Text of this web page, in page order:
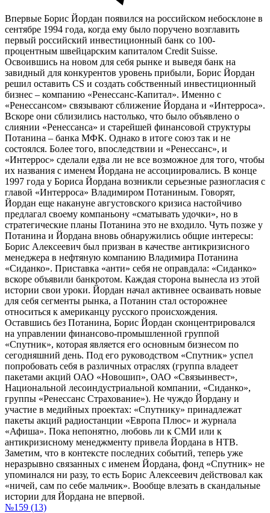
Впервые Борис Йордан появился на российском небосклоне в
сентябре 1994 года, когда ему было поручено возглавить
первый российский инвестиционный банк со 100-
процентным швейцарским капиталом Credit Suisse.
Освоившись на новом для себя рынке и выведя банк на
завидный для конкурентов уровень прибыли, Борис Йордан
решил оставить CS и создать собственный инвестиционный
бизнес – компанию «Ренессанс-Капитал». Именно с
«Ренессансом» связывают сближение Йордана и «Интерроса».
Вскоре они сблизились настолько, что было объявлено о
слиянии «Ренессанса» и старейшей финансовой структуры
Потанина – банка МФК. Однако в итоге союз так и не
состоялся. Более того, впоследствии и «Ренессанс», и
«Интеррос» сделали едва ли не все возможное для того, чтобы
их названия с именем Йордана не ассоциировались. В конце
1997 года у Бориса Йордана возникли серьезные разногласия с
главой «Интерроса» Владимиром Потаниным. Говорят,
Йордан еще накануне августовского кризиса настойчиво
предлагал своему компаньону «сматывать удочки», но в
стратегические планы Потанина это не входило. Чуть позже у
Потанина и Йордана вновь обнаружились общие интересы:
Борис Алексеевич был призван в качестве антикризисного
менеджера в нефтяную компанию Владимира Потанина
«Сиданко». Приставка «анти» себя не оправдала: «Сиданко»
вскоре объявили банкротом. Каждая сторона вынесла из этой
истории свои уроки. Йордан начал активнее осваивать новые
для себя сегменты рынка, а Потанин стал осторожнее
относиться к американцу русского происхождения.
Оставшись без Потанина, Борис Йордан сконцентрировался
на управлении финансово-промышленной группой
«Спутник», которая является его основным бизнесом по
сегодняшний день. Под его руководством «Спутник» успел
попробовать себя в различных отраслях (группа владеет
пакетами акций ОАО «Новошип», ОАО «Связьинвест»,
Национальной лесоиндустриальной компании, «Сиданко»,
группы «Ренессанс Страхование»). Не чуждо Йордану и
участие в медийных проектах: «Спутнику» принадлежат
пакеты акций радиостанции «Европа Плюс» и журнала
«Афиша». Пока непонятно, любовь ли к СМИ или к
антикризисному менеджменту привела Йордана в НТВ.
Заметим, что в контексте последних событий, теперь уже
неразрывно связанных с именем Йордана, фонд «Спутник» не
упоминался ни разу, то есть Борис Алексеевич действовал как
«ничей, сам по себе мальчик». Вообще влезать в скандальные
истории для Йордана не впервой.
№159 (13)